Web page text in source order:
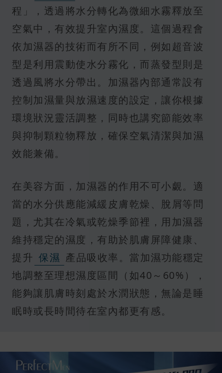
程」，透過將水分轉化為微細水霧釋放至
空氣中，有效提升室內濕度。這個過程會
依加濕器的技術而有所不同，例如超音波
型是利用震動使水分霧化，而蒸發型則是
透過風將水分帶出。加濕器內部通常設有
控制加濕量與放濕速度的設定，讓你根據
環境狀況靈活調整，同時也講究節能效率
與抑制顆粒物釋放，確保空氣清潔與加濕
效能兼備。
在美容方面，加濕器的作用不可小覷。適
當的水分供應能減緩皮膚乾燥、脫屑等問
題，尤其在冷氣或乾燥季節裡，用加濕器
維持穩定的濕度，有助於肌膚屏障健康、
提升 保濕 產品吸收率。當加濕功能穩定
地調整至理想濕度區間（如40～60%），
能夠讓肌膚時刻處於水潤狀態，無論是睡
眠時或長時間待在室內都更有感。